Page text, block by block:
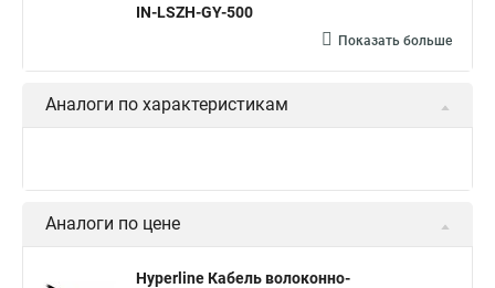
IN-LSZH-GY-500
Показать больше
Аналоги по характеристикам
Аналоги по цене
Hyperline Кабель волоконно-